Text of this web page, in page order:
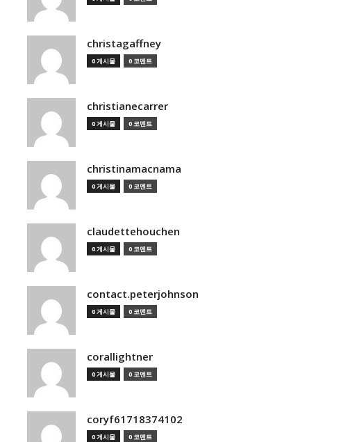
christagaffney
0 게시물 0 코멘트
christianecarrer
0 게시물 0 코멘트
christinamacnama
0 게시물 0 코멘트
claudettehouchen
0 게시물 0 코멘트
contact.peterjohnson
0 게시물 0 코멘트
corallightner
0 게시물 0 코멘트
coryf61718374102
0 게시물 0 코멘트